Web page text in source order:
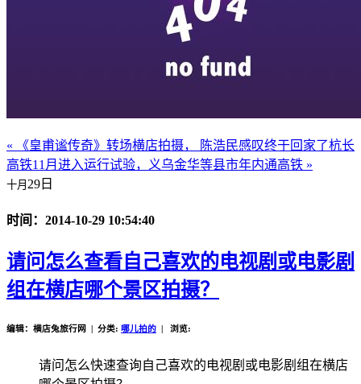
« 《皇甫谧传奇》转场横店拍摄， 陈浩民感叹终于回家了杭长
高铁11月进入运行试验，义乌金华等县市年内通高铁 »
十月 29日
时间：2014-10-29 10:54:40
请问怎么查看自己喜欢的电视剧或电影剧
组在横店哪个景区拍摄？
编辑：横店兔旅行网 | 分类: 哪儿拍的 | 浏览:
请问怎么快速查询自己喜欢的电视剧或电影剧组在横店